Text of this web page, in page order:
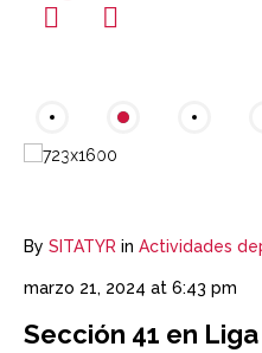
By SITATYR in Actividades
marzo 21, 2024 at 6:43 pm
Sección 41 en